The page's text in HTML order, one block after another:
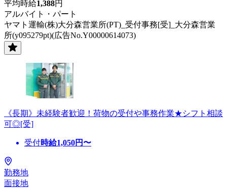
平均時給1,388円
アルバイト・パート
ヤマト運輸(株)大分森営業所(PT)_受付事務[受]_大分森営業
所(y095279pt)(広告No.Y00000614073)
《長期》未経験者歓迎！荷物の受付や事務作業★シフト相談
可◎[受]
受付時給1,050円〜
勤務地
面接地